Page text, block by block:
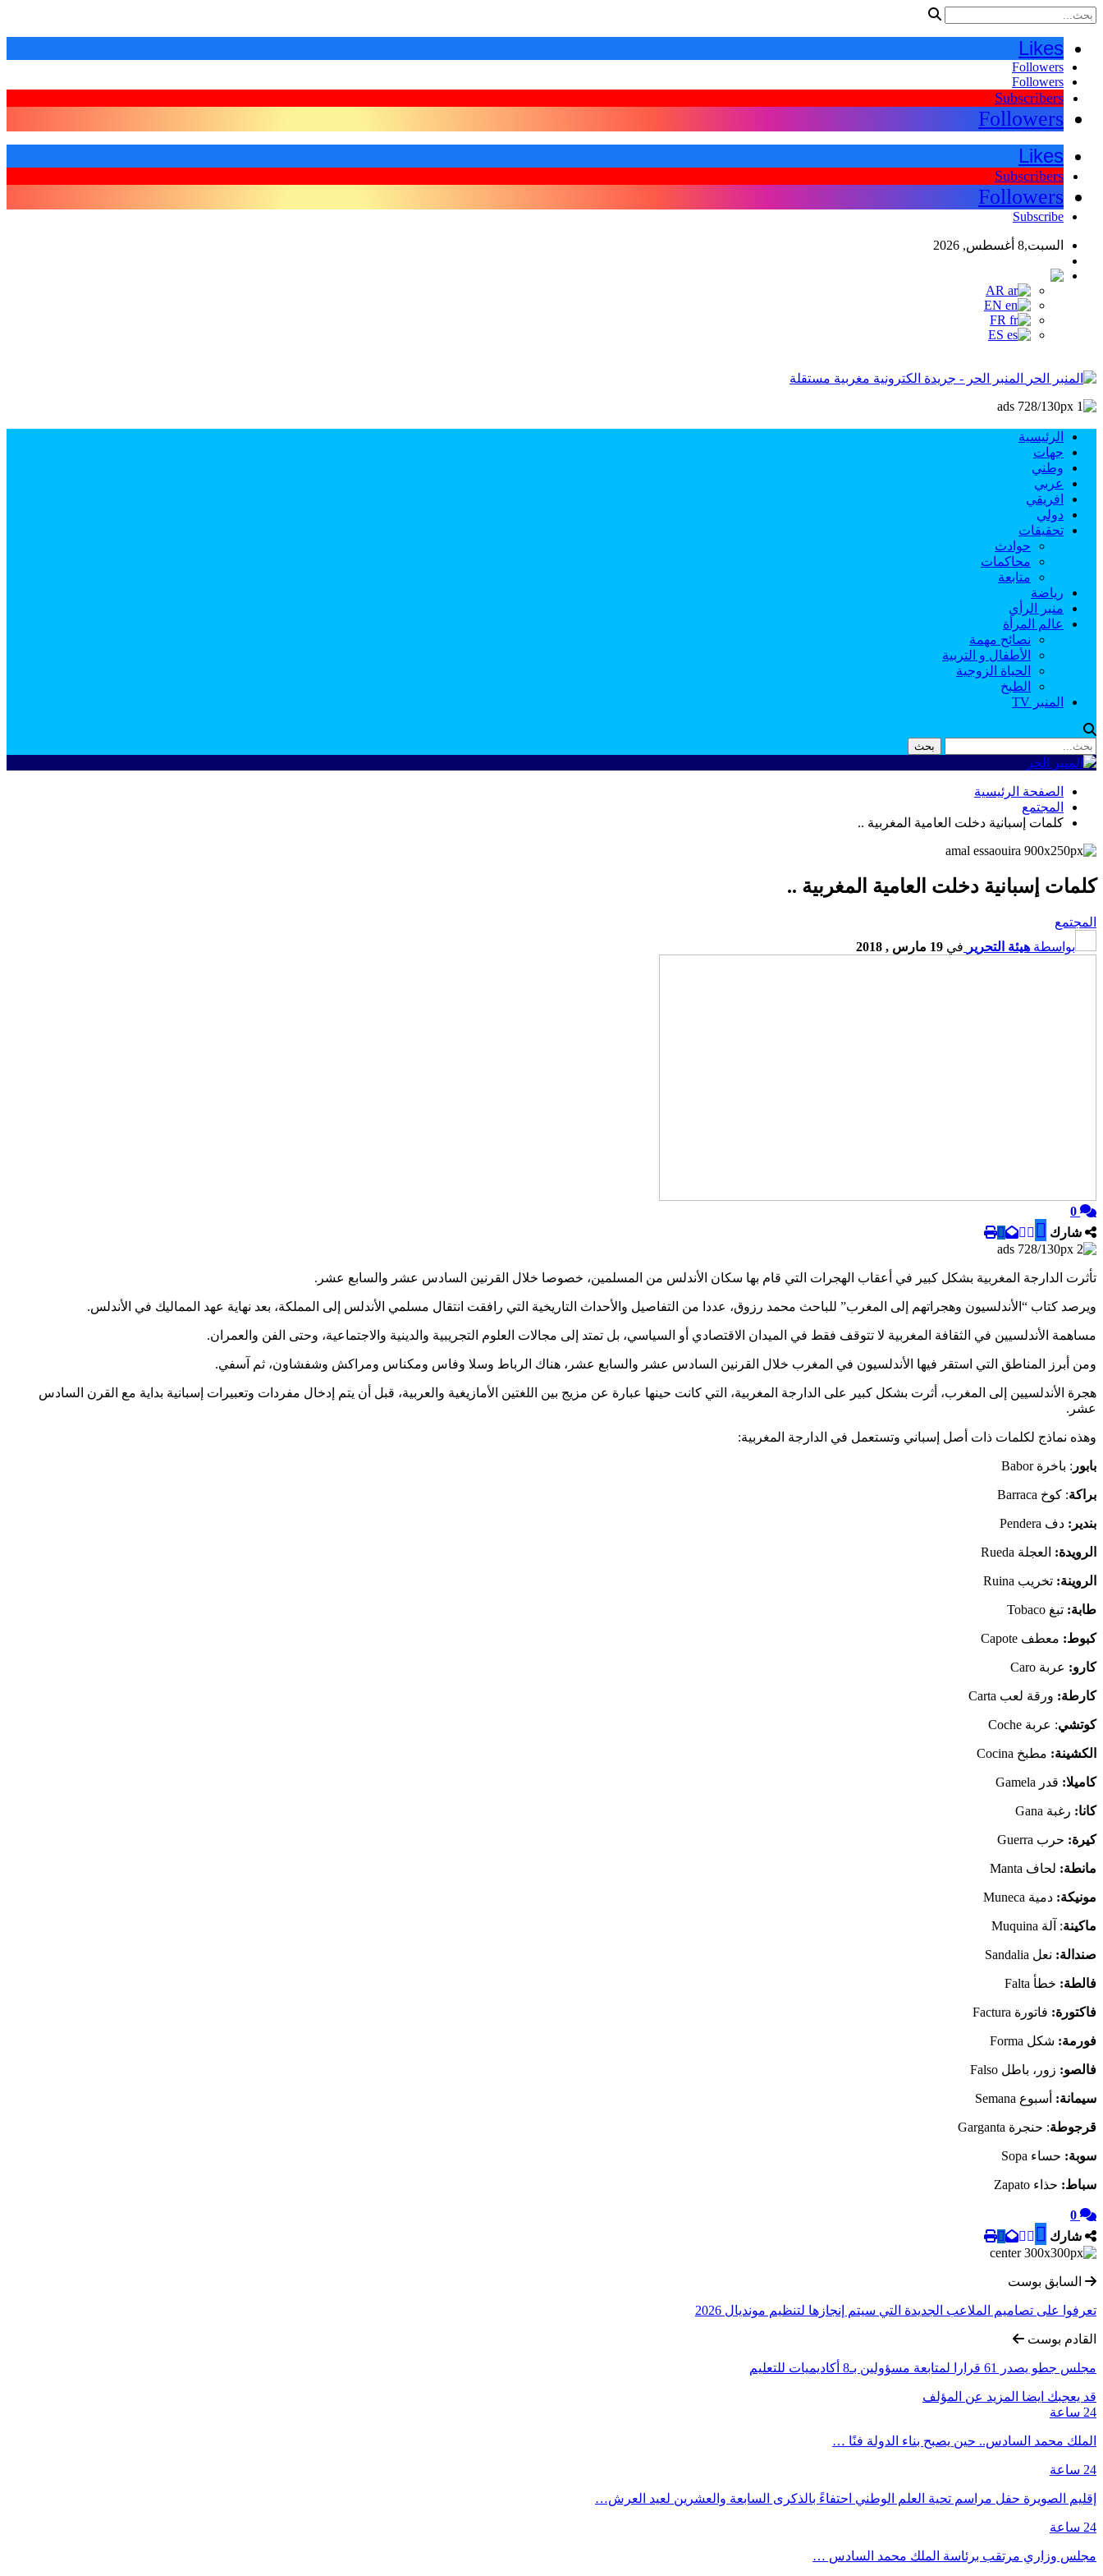
Likes
Followers
Followers
Subscribers
Followers
Likes
Subscribers
Followers
Subscribe
السبت,8 أغسطس, 2026
AR
EN
FR
ES
المنبر الحر - جريدة الكترونية مغربية مستقلة
الرئيسية
جهات
وطني
عربي
افريقي
دولي
تحقيقات
حوادث
محاكمات
متابعة
رياضة
منبر الرأي
عالم المرأة
نصائح مهمة
الأطفال و التربية
الحياة الزوجية
الطبخ
المنبر TV
الصفحة الرئيسية
المجتمع
كلمات إسبانية دخلت العامية المغربية ..
كلمات إسبانية دخلت العامية المغربية ..
المجتمع
بواسطة هيئة التحرير في 19 مارس , 2018
0
شارك
تأثرت الدارجة المغربية بشكل كبير في أعقاب الهجرات التي قام بها سكان الأندلس من المسلمين، خصوصا خلال القرنين السادس عشر والسابع عشر.
ويرصد كتاب “الأندلسيون وهجراتهم إلى المغرب” للباحث محمد رزوق، عددا من التفاصيل والأحداث التاريخية التي رافقت انتقال مسلمي الأندلس إلى المملكة، بعد نهاية عهد المماليك في الأندلس.
مساهمة الأندلسيين في الثقافة المغربية لا تتوقف فقط في الميدان الاقتصادي أو السياسي، بل تمتد إلى مجالات العلوم التجريبية والدينية والاجتماعية، وحتى الفن والعمران.
ومن أبرز المناطق التي استقر فيها الأندلسيون في المغرب خلال القرنين السادس عشر والسابع عشر، هناك الرباط وسلا وفاس ومكناس ومراكش وشفشاون، ثم آسفي.
هجرة الأندلسيين إلى المغرب، أثرت بشكل كبير على الدارجة المغربية، التي كانت حينها عبارة عن مزيج بين اللغتين الأمازيغية والعربية، قبل أن يتم إدخال مفردات وتعبيرات إسبانية بداية مع القرن السادس
عشر.
وهذه نماذج لكلمات ذات أصل إسباني وتستعمل في الدارجة المغربية:
بابور : باخرة Babor
براكة: كوخ Barraca
بندير : دف Pendera
الرويدة: العجلة Rueda
الروينة: تخريب Ruina
طابة: تبغ Tobaco
كبوط: معطف Capote
كارو: عربة Caro
كارطة: ورقة لعب Carta
كوتشي: عربة Coche
الكشينة: مطبخ Cocina
كاميلا: قدر Gamela
كانا: رغبة Gana
كيرة: حرب Guerra
مانطة: لحاف Manta
مونيكة: دمية Muneca
ماكينة: آلة Muquina
صندالة: نعل Sandalia
فالطة: خطأ Falta
فاكتورة: فاتورة Factura
فورمة: شكل Forma
فالصو: زور، باطل Falso
سيمانة: أسبوع Semana
قرجوطة: حنجرة Garganta
سوبة: حساء Sopa
سباط: حذاء Zapato
0
شارك
السابق بوست
تعرفوا على تصاميم الملاعب الجديدة التي سيتم إنجازها لتنظيم مونديال 2026
القادم بوست
مجلس جطو يصدر 61 قرارا لمتابعة مسؤولين بـ8 أكاديميات للتعليم
قد يعجبك ايضا المزيد عن المؤلف
24 ساعة
الملك محمد السادس.. حين يصبح بناء الدولة فنًا …
24 ساعة
إقليم الصويرة حفل مراسم تحية العلم الوطني احتفاءً بالذكرى السابعة والعشرين لعيد العرش…
24 ساعة
مجلس وزاري مرتقب برئاسة الملك محمد السادس …